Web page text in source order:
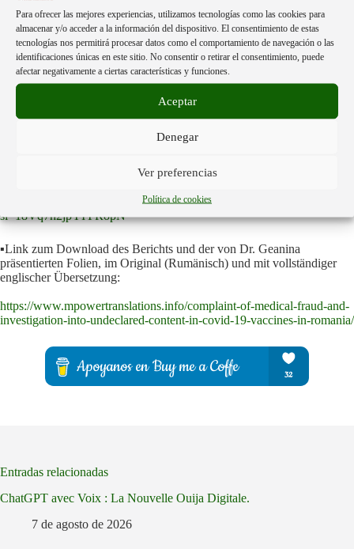
Para ofrecer las mejores experiencias, utilizamos tecnologías como las cookies para
almacenar y/o acceder a la información del dispositivo. El consentimiento de estas
tecnologías nos permitirá procesar datos como el comportamiento de navegación o las
identificaciones únicas en este sitio. No consentir o retirar el consentimiento, puede
afectar negativamente a ciertas características y funciones.
Aceptar
Denegar
Ver preferencias
Política de cookies
Dr. Geanina Hagimă (Fachärztin für Gynäkologie).
Dr. Damian Baciu (Facharzt für Pädiatrie).
Dr. Paul Alexandru (Anthropologe und Doktor der
Veterinärmedizin).
Dr. Tatiana Uruioc (Fachärztin für Neurologie).
General a.D. Stan Petrescu.
Alexandra Henrion Caude (Gast-Genetikerin).
▪️Link zur vollständigen Konferenz im Original (Rumänisch):
https://www.youtube.com/live/p9yA01uXu28?
si=18Vq7h2jpYIYRopN
▪️Link zum Download des Berichts und der von Dr. Geanina
präsentierten Folien, im Original (Rumänisch) und mit vollständiger
englischer Übersetzung:
https://www.mpowertranslations.info/complaint-of-medical-fraud-and-
investigation-into-undeclared-content-in-covid-19-vaccines-in-romania/
Entradas relacionadas
ChatGPT avec Voix : La Nouvelle Ouija Digitale.
7 de agosto de 2026